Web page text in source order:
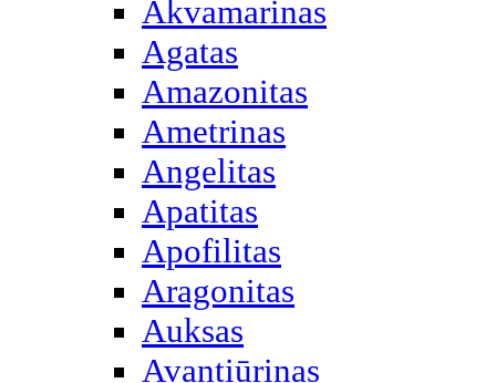
Akvamarinas
Agatas
Amazonitas
Ametrinas
Angelitas
Apatitas
Apofilitas
Aragonitas
Auksas
Avantiūrinas